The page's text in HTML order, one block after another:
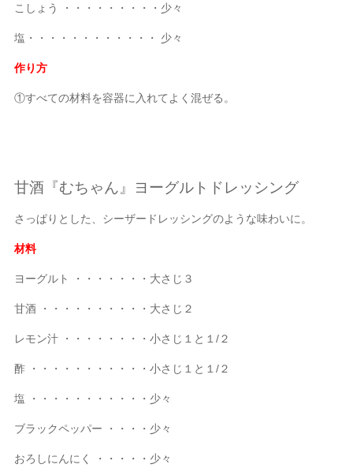
こしょう ・・・・・・・・・少々
塩・・・・・・・・・・・・ 少々
作り方
①すべての材料を容器に入れてよく混ぜる。
甘酒『むちゃん』ヨーグルトドレッシング
さっぱりとした、シーザードレッシングのような味わいに。
材料
ヨーグルト ・・・・・・・大さじ３
甘酒 ・・・・・・・・・・大さじ２
レモン汁 ・・・・・・・・小さじ１と１/２
酢 ・・・・・・・・・・・小さじ１と１/２
塩 ・・・・・・・・・・・少々
ブラックペッパー ・・・・少々
おろしにんにく ・・・・・少々